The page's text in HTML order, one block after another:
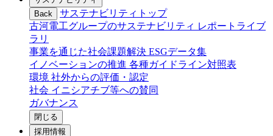
Back
サステナビリティトップ
古河電工グループのサステナビリティ レポートライブ
ラリ
事業を通じた社会課題解決 ESGデータ集
イノベーションの推進 各種ガイドライン対照表
環境 社外からの評価・認定
社会 イニシアチブ等への賛同
ガバナンス
閉じる
採用情報